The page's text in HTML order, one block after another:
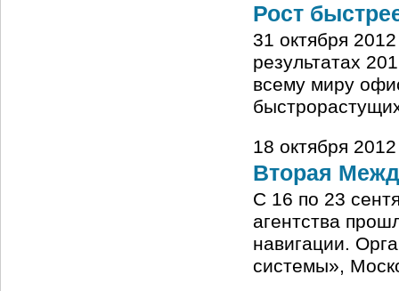
Рост
31 октября
результатах
всему миру
18 октября
Вторая
С 16 по 23
агентства
навигации.
системы»,